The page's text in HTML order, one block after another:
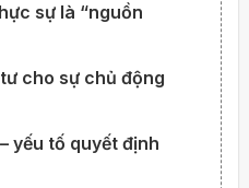
sự là “nguồn
cho sự chủ động
yếu tố quyết định